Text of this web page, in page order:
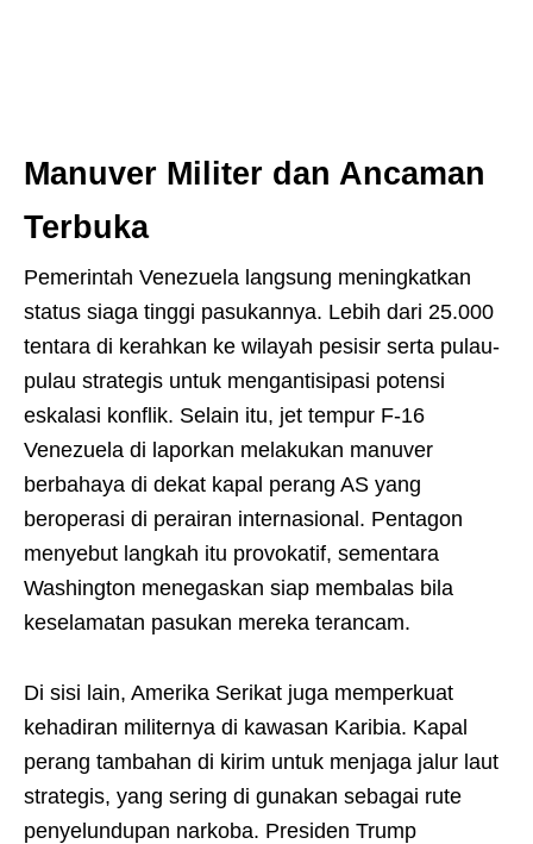
Manuver Militer dan Ancaman
Terbuka
Pemerintah Venezuela langsung meningkatkan
status siaga tinggi pasukannya. Lebih dari 25.000
tentara di kerahkan ke wilayah pesisir serta pulau-
pulau strategis untuk mengantisipasi potensi
eskalasi konflik. Selain itu, jet tempur F-16
Venezuela di laporkan melakukan manuver
berbahaya di dekat kapal perang AS yang
beroperasi di perairan internasional. Pentagon
menyebut langkah itu provokatif, sementara
Washington menegaskan siap membalas bila
keselamatan pasukan mereka terancam.
Di sisi lain, Amerika Serikat juga memperkuat
kehadiran militernya di kawasan Karibia. Kapal
perang tambahan di kirim untuk menjaga jalur laut
strategis, yang sering di gunakan sebagai rute
penyelundupan narkoba. Presiden Trump